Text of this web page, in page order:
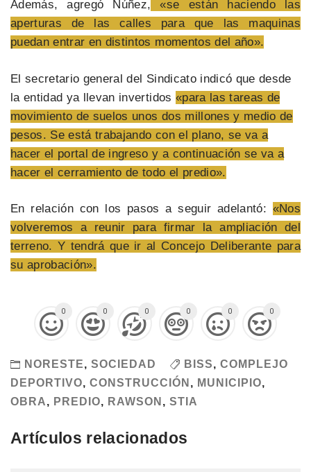
Además, agregó Núñez, «se están haciendo las
aperturas de las calles para que las maquinas
puedan entrar en distintos momentos del año».
El secretario general del Sindicato indicó que desde
la entidad ya llevan invertidos «para las tareas de
movimiento de suelos unos dos millones y medio de
pesos. Se está trabajando con el plano, se va a
hacer el portal de ingreso y a continuación se va a
hacer el cerramiento de todo el predio».
En relación con los pasos a seguir adelantó: «Nos
volveremos a reunir para firmar la ampliación del
terreno. Y tendrá que ir al Concejo Deliberante para
su aprobación».
0 0 0 0 0 0
NORESTE, SOCIEDAD BISS, COMPLEJO
DEPORTIVO, CONSTRUCCIÓN , MUNICIPIO,
OBRA, PREDIO, RAWSON , STIA
Artículos relacionados